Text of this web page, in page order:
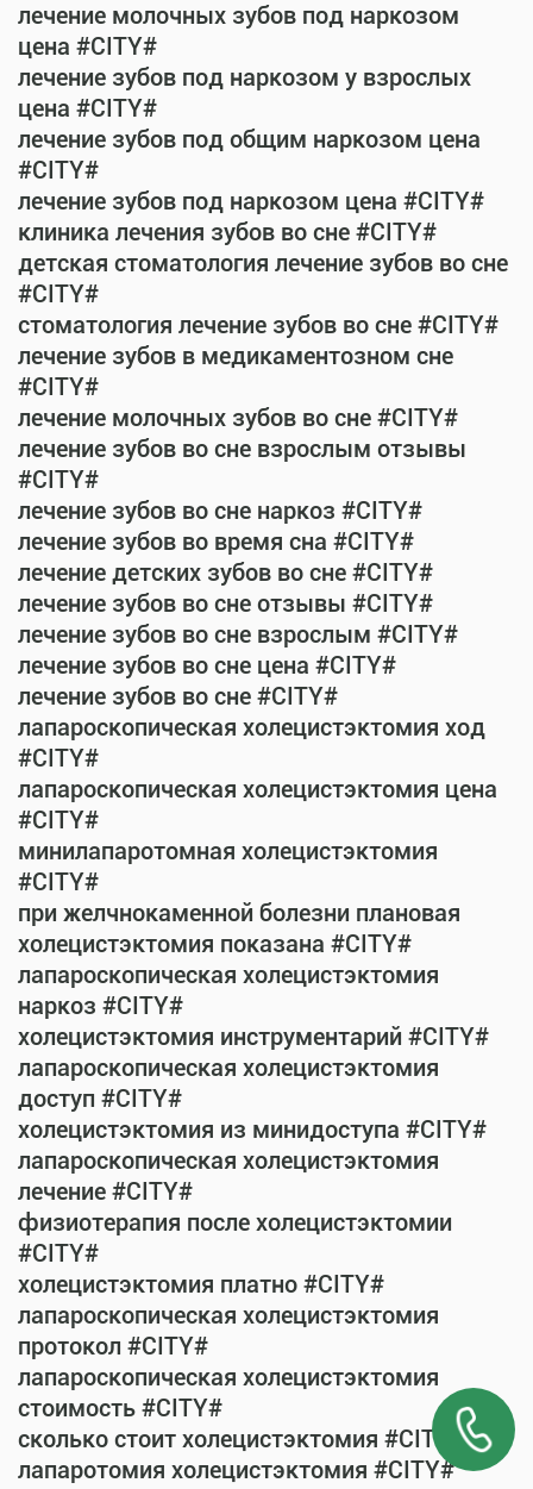
лечение молочных зубов под наркозом
цена #CITY#
лечение зубов под наркозом у взрослых
цена #CITY#
лечение зубов под общим наркозом цена
#CITY#
лечение зубов под наркозом цена #CITY#
клиника лечения зубов во сне #CITY#
детская стоматология лечение зубов во сне
#CITY#
стоматология лечение зубов во сне #CITY#
лечение зубов в медикаментозном сне
#CITY#
лечение молочных зубов во сне #CITY#
лечение зубов во сне взрослым отзывы
#CITY#
лечение зубов во сне наркоз #CITY#
лечение зубов во время сна #CITY#
лечение детских зубов во сне #CITY#
лечение зубов во сне отзывы #CITY#
лечение зубов во сне взрослым #CITY#
лечение зубов во сне цена #CITY#
лечение зубов во сне #CITY#
лапароскопическая холецистэктомия ход
#CITY#
лапароскопическая холецистэктомия цена
#CITY#
минилапаротомная холецистэктомия
#CITY#
при желчнокаменной болезни плановая
холецистэктомия показана #CITY#
лапароскопическая холецистэктомия
наркоз #CITY#
холецистэктомия инструментарий #CITY#
лапароскопическая холецистэктомия
доступ #CITY#
холецистэктомия из минидоступа #CITY#
лапароскопическая холецистэктомия
лечение #CITY#
физиотерапия после холецистэктомии
#CITY#
холецистэктомия платно #CITY#
лапароскопическая холецистэктомия
протокол #CITY#
лапароскопическая холецистэктомия
стоимость #CITY#
сколько стоит холецистэктомия #CITY#
лапаротомия холецистэктомия #CITY#